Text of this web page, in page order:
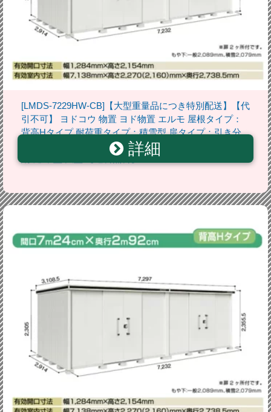
[LMDS-7229HW-CB]【大型重量品につき特別配送】【代
引不可】 ヨドコウ 物置 ヨド物置 エルモ 屋根タイプ：
背高Hタイプ 耐荷重タイプ：積雪型 扉タイプ：引き分
け戸(扉2ヶ所付） カシミヤベージュ 屋外 収納庫 屋外収
納 庭 中型 大型 【送料無料】
詳細